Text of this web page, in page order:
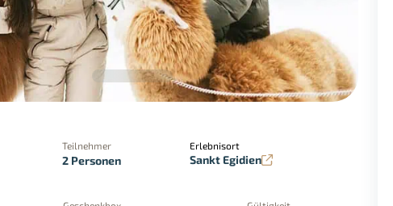
Teilnehmer
2 Personen
Erlebnisort
Sankt Egidien